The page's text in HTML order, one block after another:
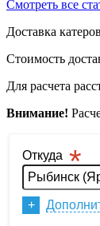
Смотреть все
Доставка
Стоимость
Для расчета
Внимание!